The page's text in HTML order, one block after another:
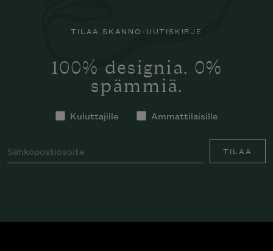
TILAA SKANNO-UUTISKIRJE
100% designia. 0%
spämmiä.
Kuluttajille Ammattilaisille
TILAA